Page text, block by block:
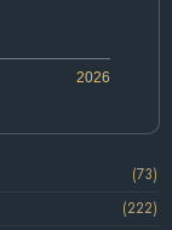
2026
(73)
(222)